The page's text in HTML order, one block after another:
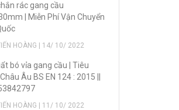
rác gang cầu
| Miễn Phí Vận Chuyển
HOÀNG | 14/ 10/ 2022
bó vỉa gang cầu | Tiêu
Âu BS EN 124 : 2015 ||
HOÀNG | 11/ 10/ 2022